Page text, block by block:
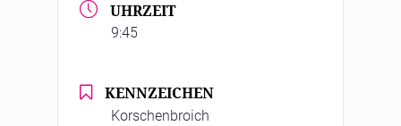
UHRZEIT
9:45
KENNZEICHEN
Korschenbroich